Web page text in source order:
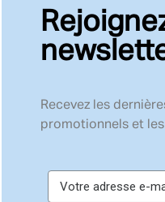
Recevez les
promotionnels et